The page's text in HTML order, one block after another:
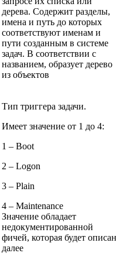
дерева. Содержит разделы,
имена и путь до которых
соответствуют именам и
пути созданным в системе
задач. В соответствии с
названием, образует дерево
из объектов
Тип триггера задачи.
Имеет значение от 1 до 4:
1 – Boot
2 – Logon
3 – Plain
4 – Maintenance
Значение обладает
недокументированной
фичей, которая будет
далее